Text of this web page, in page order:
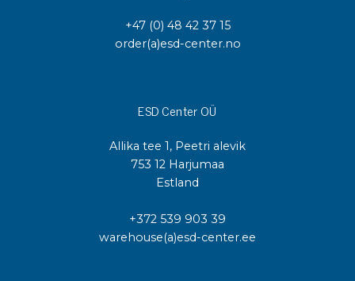
+47 (0) 48 42 37 15
order(a)esd-center.no
ESD Center OÜ
Allika tee 1, Peetri alevik
753 12 Harjumaa
Estland
+372 539 903 39
warehouse(a)esd-center.ee